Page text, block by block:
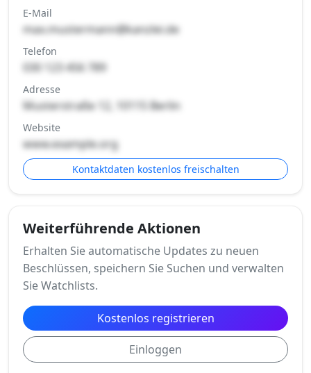
E-Mail
max.mustermann@kanzlei.de
Telefon
030 123 456 789
Adresse
Musterstraße 12, 10115 Berlin
Website
www.example.org
Kontaktdaten kostenlos freischalten
Weiterführende Aktionen
Erhalten Sie automatische Updates zu neuen
Beschlüssen, speichern Sie Suchen und verwalten
Sie Watchlists.
Kostenlos registrieren
Einloggen